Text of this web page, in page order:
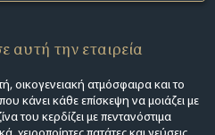
αυτή την εταιρεία
οικογενειακή ατμόσφαιρα και το
κάνει κάθε επίσκεψη να μοιάζει με
του κερδίζει με πεντανόστιμα